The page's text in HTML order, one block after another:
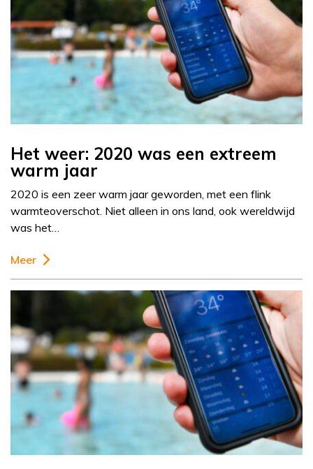
Het weer: 2020 was een extreem
warm jaar
2020 is een zeer warm jaar geworden, met een flink
warmteoverschot. Niet alleen in ons land, ook wereldwijd
was het…
Meer